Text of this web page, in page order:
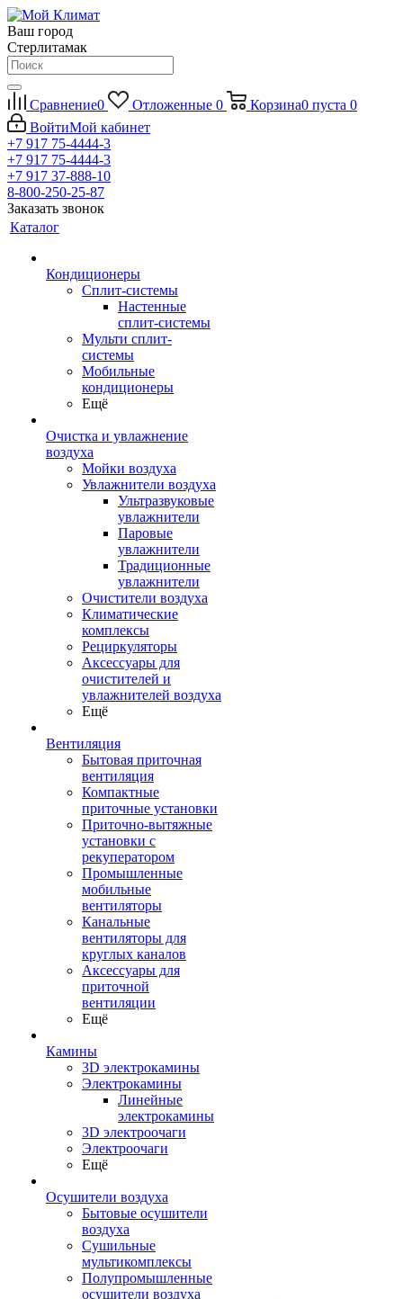
Ваш город
Стерлитамак
Сравнение0 Отложенные 0 Корзина0 пуста 0
ВойтиМой кабинет
+7 917 75-4444-3
+7 917 75-4444-3
+7 917 37-888-10
8-800-250-25-87
Заказать звонок
Каталог
Кондиционеры
Сплит-системы
Настенные
сплит-системы
Мульти сплит-
системы
Мобильные
кондиционеры
Ещё
Очистка и увлажнение
воздуха
Мойки воздуха
Увлажнители воздуха
Ультразвуковые
увлажнители
Паровые
увлажнители
Традиционные
увлажнители
Очистители воздуха
Климатические
комплексы
Рециркуляторы
Аксессуары для
очистителей и
увлажнителей воздуха
Ещё
Вентиляция
Бытовая приточная
вентиляция
Компактные
приточные установки
Приточно-вытяжные
установки с
рекуператором
Промышленные
мобильные
вентиляторы
Канальные
вентиляторы для
круглых каналов
Аксессуары для
приточной
вентиляции
Ещё
Камины
3D электрокамины
Электрокамины
Линейные
электрокамины
3D электроочаги
Электроочаги
Ещё
Осушители воздуха
Бытовые осушители
воздуха
Сушильные
мультикомплексы
Полупромышленные
осушители воздуха